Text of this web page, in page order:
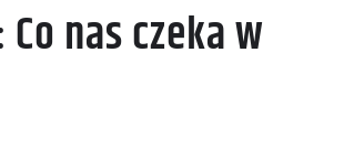
nas czeka w